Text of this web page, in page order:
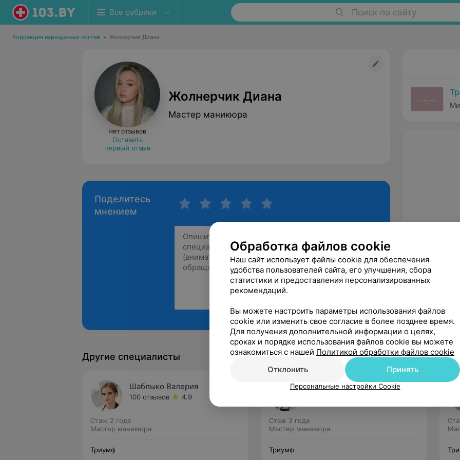
Все рубрики Поиск по сайту
Коррекция нарощенных ногтей • Жолнерчик Диана
Нет отзывов
Оставить
первый отзыв
Жолнерчик Диана
Мастер маникюра
Поделитесь
мнением
Другие специалисты
Шаблыко Валерия
100 отзывов 4.9
Стаж 2 года
Мастер маникюра
Триумф
Оленникова Наталья
Стаж 2 года
Мастер маникюра
Триумф
Обработка файлов cookie
Наш сайт использует файлы cookie для обеспечения
удобства пользователей сайта, его улучшения, сбора
статистики и предоставления персонализированных
рекомендаций.
Вы можете настроить параметры использования файлов
cookie или изменить свое согласие в более позднее время.
Для получения дополнительной информации о целях,
сроках и порядке использования файлов cookie вы можете
ознакомиться с нашей Политикой обработки файлов cookie
Отклонить
Принять
Персональные настройки Cookie